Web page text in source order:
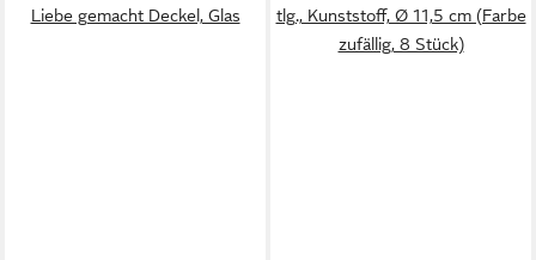
Liebe gemacht Deckel, Glas
tlg., Kunststoff, Ø 11,5 cm (Farbe
zufällig, 8 Stück)